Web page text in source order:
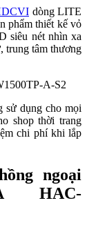
dòng LITE
phẩm thiết kế vỏ
siêu nét nhìn xa
trung tâm thương
sử dụng cho mọi
shop thời trang
chi phí khi lắp
ngoại
HAC-